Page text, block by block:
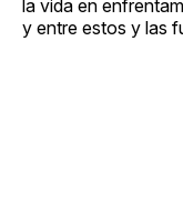
la vida en
y entre estos y las